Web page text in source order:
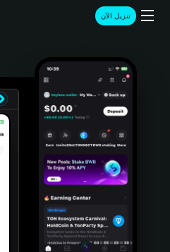
تنزيل الآن